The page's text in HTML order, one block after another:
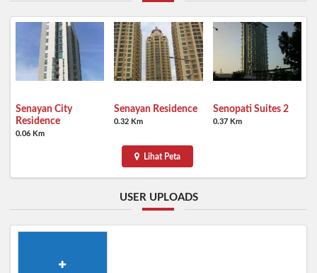
Senayan City
Residence
0.06 Km
Senayan Residence
0.32 Km
Senopati Suites 2
0.37 Km
Lihat Peta
USER UPLOADS